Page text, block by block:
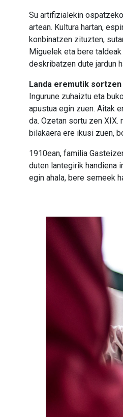
Su artifizialekin
artean. Kultura hartan,
konbinatzen zituzten,
Miguelek eta bere
deskribatzen dute jardun
Landa eremutik
Ingurune zuhaiztu eta
apustua egin zuen. Aitak
da. Ozetan sortu zen XIX.
bilakaera ere ikusi zuen,
1910ean, familia
duten lantegirik handiena
egin ahala, bere semeek